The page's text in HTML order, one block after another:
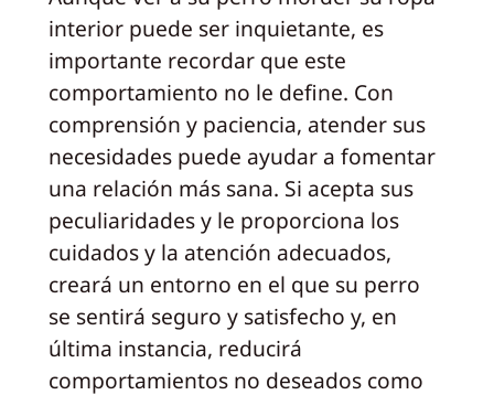
interior puede ser inquietante, es
importante recordar que este
comportamiento no le define. Con
comprensión y paciencia, atender sus
necesidades puede ayudar a fomentar
una relación más sana. Si acepta sus
peculiaridades y le proporciona los
cuidados y la atención adecuados,
creará un entorno en el que su perro
se sentirá seguro y satisfecho y, en
última instancia, reducirá
comportamientos no deseados como